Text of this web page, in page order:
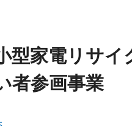
型家電リサ
者参画事業